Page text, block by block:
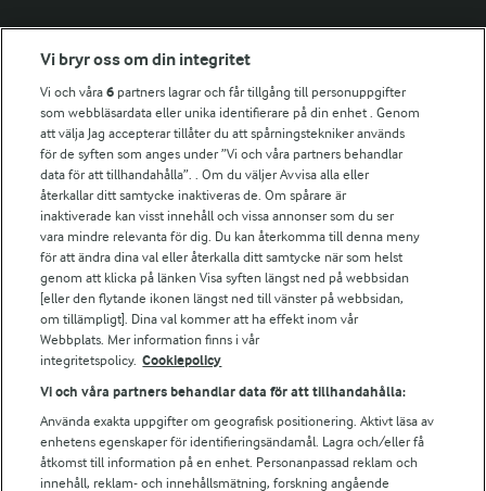
Fler Arlasajter
För ägare
Arlas kundportal
Arla.com
Falbygdens Ost
Arla webbshop
Bildbank
Följ oss
Vi bryr oss om din integritet
Vi och våra6 partners lagrar och får tillgång till personuppgifter
som webbläsardata eller unika identifierare på din enhet . Genom
att välja Jag accepterar tillåter du att spårningstekniker används
för de syften som anges under ”Vi och våra partners behandlar
data för att tillhandahålla”. . Om du väljer Avvisa alla eller
återkallar ditt samtycke inaktiveras de. Om spårare är
inaktiverade kan visst innehåll och vissa annonser som du ser
vara mindre relevanta för dig. Du kan återkomma till denna meny
för att ändra dina val eller återkalla ditt samtycke när som helst
genom att klicka på länken Visa syften längst ned på webbsidan
[eller den flytande ikonen längst ned till vänster på webbsidan,
om tillämpligt]. Dina val kommer att ha effekt inom vår
Webbplats. Mer information finns i vår
integritetspolicy. Cookiepolicy
Vi och våra partners behandlar data för att tillhandahålla:
Använda exakta uppgifter om geografisk positionering. Aktivt läsa av
enhetens egenskaper för identifieringsändamål. Lagra och/eller få
åtkomst till information på en enhet. Personanpassad reklam och
innehåll, reklam- och innehållsmätning, forskning angående